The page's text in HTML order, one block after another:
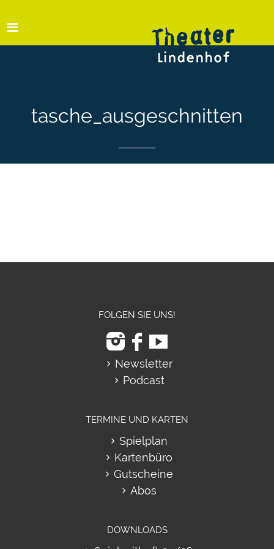
tasche_ausgeschnitten
FOLGEN SIE UNS!
Newsletter
Podcast
TERMINE UND KARTEN
Spielplan
Kartenbüro
Gutscheine
Abos
DOWNLOADS